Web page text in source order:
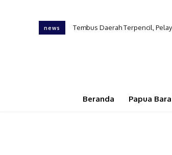
news Tembus Daerah Terpencil,
KONI Papua Barat Belum
Beranda Papua